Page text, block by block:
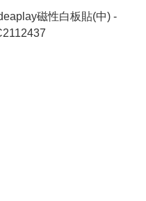
磁性白板貼(中) -